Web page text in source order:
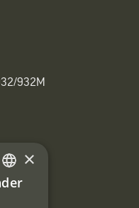
932M
SWEDISH
×